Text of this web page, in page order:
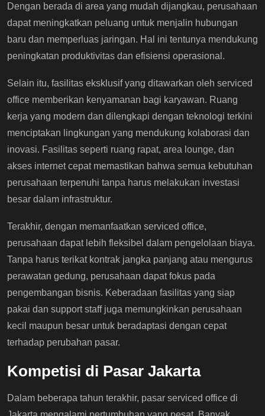
Dengan berada di area yang mudah dijangkau, perusahaan
dapat meningkatkan peluang untuk menjalin hubungan
baru dan memperluas jaringan. Hal ini tentunya mendukung
peningkatan produktivitas dan efisiensi operasional.
Selain itu, fasilitas eksklusif yang ditawarkan oleh serviced
office memberikan kenyamanan bagi karyawan. Ruang
kerja yang modern dan dilengkapi dengan teknologi terkini
menciptakan lingkungan yang mendukung kolaborasi dan
inovasi. Fasilitas seperti ruang rapat, area lounge, dan
akses internet cepat memastikan bahwa semua kebutuhan
perusahaan terpenuhi tanpa harus melakukan investasi
besar dalam infrastruktur.
Terakhir, dengan memanfaatkan serviced office,
perusahaan dapat lebih fleksibel dalam pengelolaan biaya.
Tanpa harus terikat kontrak jangka panjang atau mengurus
perawatan gedung, perusahaan dapat fokus pada
pengembangan bisnis. Keberadaan fasilitas yang siap
pakai dan support staff juga memungkinkan perusahaan
kecil maupun besar untuk beradaptasi dengan cepat
terhadap perubahan pasar.
Kompetisi di Pasar Jakarta
Dalam beberapa tahun terakhir, pasar serviced office di